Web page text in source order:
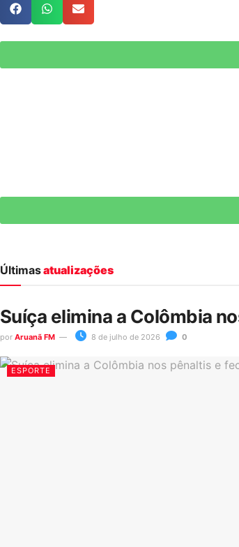
Últimasatualizações
Suíça elimina a Colômbia
por Aruanã FM 8 de julho de 2026 0
ESPORTE